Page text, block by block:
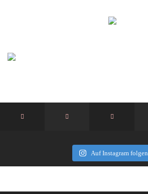
Auf Instagram folgen